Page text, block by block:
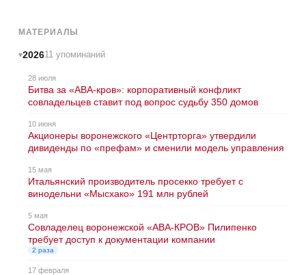
МАТЕРИАЛЫ
202611 упоминаний
28 июля
Битва за «АВА-кров»: корпоративный конфликт
совладельцев ставит под вопрос судьбу 350 домов
10 июня
Акционеры воронежского «Центрторга» утвердили
дивиденды по «префам» и сменили модель управления
15 мая
Итальянский производитель просекко требует с
винодельни «Мысхако» 191 млн рублей
5 мая
Совладелец воронежской «АВА-КРОВ» Пилипенко
требует доступ к документации компании
2 раза
17 февраля